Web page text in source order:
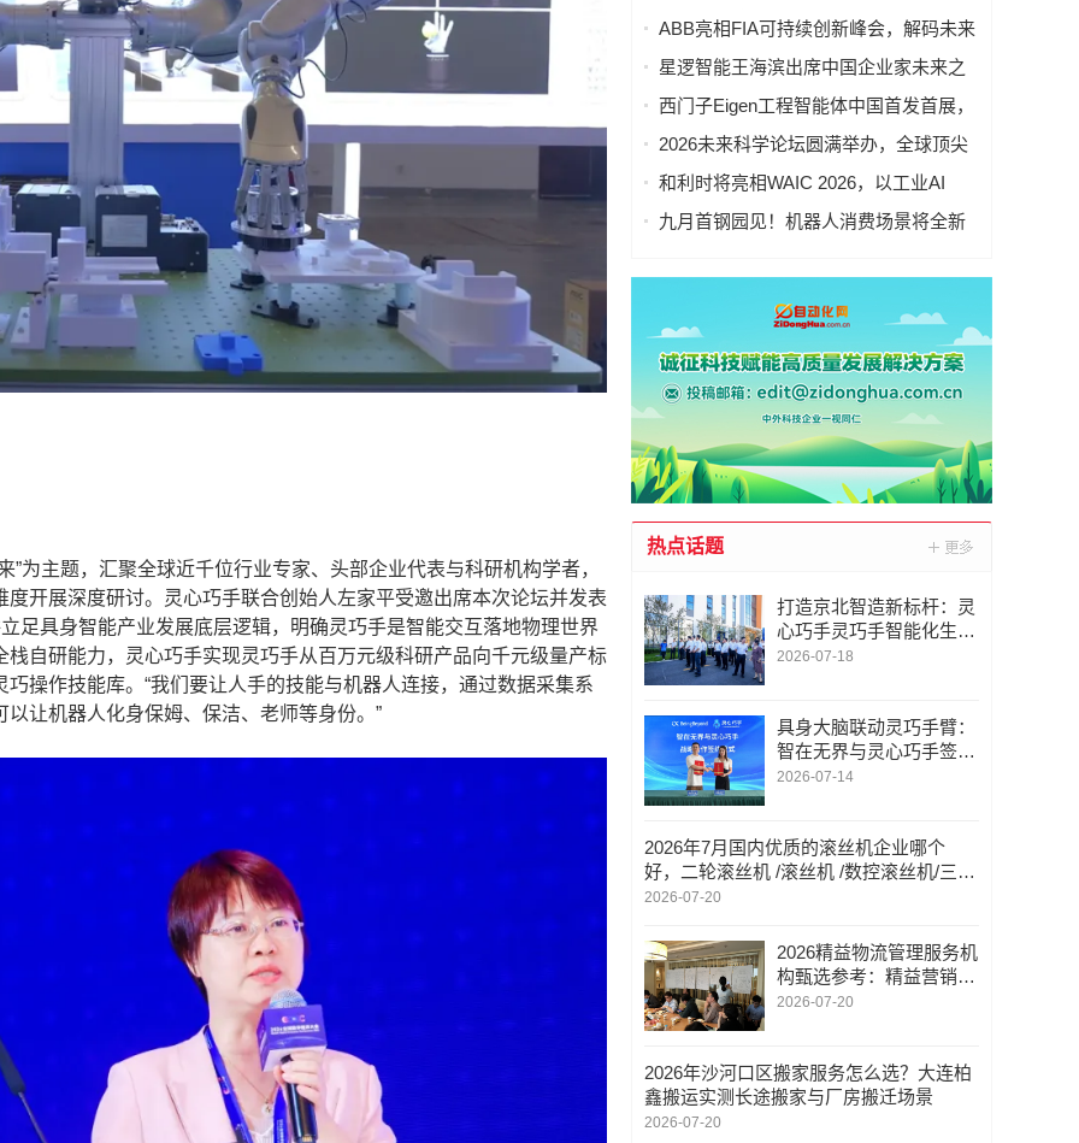
主题，汇聚全球近千位行业专家、头部企业代表与科研机构学者，
开展深度研讨。灵心巧手联合创始人左家平受邀出席本次论坛并发表
足具身智能产业发展底层逻辑，明确灵巧手是智能交互落地物理世界
自研能力，灵心巧手实现灵巧手从百万元级科研产品向千元级量产标
操作技能库。“我们要让人手的技能与机器人连接，通过数据采集系
让机器人化身保姆、保洁、老师等身份。”
2026中国交通信息化·学术与技术年会
ABB亮相FIA可持续创新峰会，解码未来
能源系统
星逻智能王海滨出席中国企业家未来之
星年会，参与低空经济圆桌对话
西门子Eigen工程智能体中国首发首展，
荣获2026 WAIC SAIL之星奖
2026未来科学论坛圆满举办，全球顶尖
学者共探基础科学前沿
和利时将亮相WAIC 2026，以工业AI
赴"智能智造"新未来
九月首钢园见！机器人消费场景将全新
热点话题
打造京北智造新标杆：灵
心巧手灵巧手智能化生产
线落地北京昌平
2026-07-18
具身大脑联动灵巧手臂：
智在无界与灵心巧手签订
全面战略合作协议
2026-07-14
2026年7月国内优质的滚丝机企业哪个
好，二轮滚丝机 /滚丝机 /数控滚丝机/三轮
滚丝机 /滚牙机 ，滚丝机厂商选哪家
2026-07-20
2026精益物流管理服务机
构甄选参考：精益营销变
革/精益营销管理/精益设
2026-07-20
2026年沙河口区搬家服务怎么选？大连柏
鑫搬运实测长途搬家与厂房搬迁场景
2026-07-20